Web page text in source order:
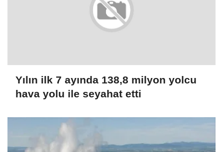
Yılın ilk 7 ayında 138,8 milyon yolcu
hava yolu ile seyahat etti